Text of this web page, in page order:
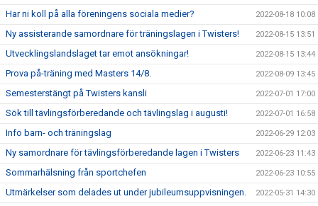
Har ni koll på alla föreningens sociala medier? 2022-08-18 10:08
Ny assisterande samordnare för träningslagen i Twisters! 2022-08-15 13:51
Utvecklingslandslaget tar emot ansökningar! 2022-08-15 13:44
Prova på-träning med Masters 14/8. 2022-08-09 13:45
Semesterstängt på Twisters kansli 2022-07-01 17:00
Sök till tävlingsförberedande och tävlingslag i augusti! 2022-07-01 16:58
Info barn- och träningslag 2022-06-29 12:03
Ny samordnare för tävlingsförberedande lagen i Twisters 2022-06-23 11:43
Sommarhälsning från sportchefen 2022-06-23 10:55
Utmärkelser som delades ut under jubileumsuppvisningen. 2022-05-31 14:30